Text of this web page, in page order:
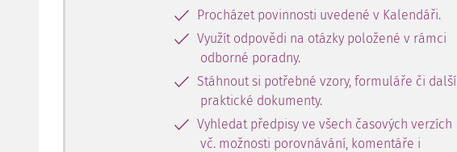
Procházet povinnosti uvedené v Kalendáři.
Využít odpovědi na otázky položené v rámci
odborné poradny.
Stáhnout si potřebné vzory, formuláře či další
praktické dokumenty.
Vyhledat předpisy ve všech časových verzích
vč. možnosti porovnávání, komentáře i